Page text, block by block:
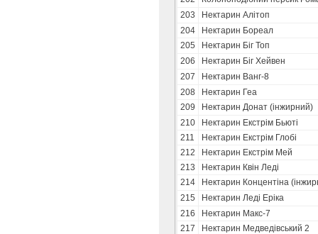
203
Нектарин Алітоп
204
Нектарин Бореал
205
Нектарин Біг Топ
206
Нектарин Біг Хейвен
207
Нектарин Ванг-8
208
Нектарин Геа
209
Нектарин Донат (інжирний)
210
Нектарин Екстрім Бьюті
211
Нектарин Екстрім Глобі
212
Нектарин Екстрім Мей
213
Нектарин Квін Леді
214
Нектарин Концентіна
215
Нектарин Леді Еріка
216
Нектарин Макс-7
217
Нектарин Медведівський 2